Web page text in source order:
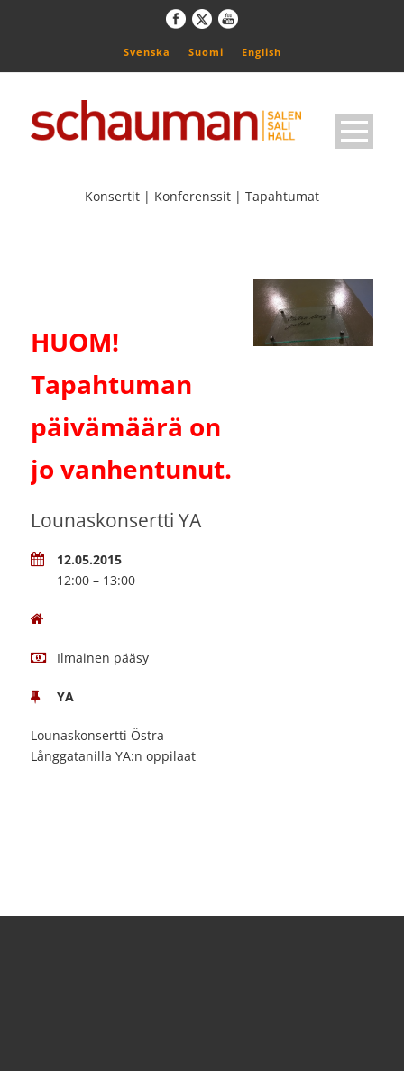
Svenska Suomi English
Konsertit | Konferenssit | Tapahtumat
HUOM!
Tapahtuman
päivämäärä on
jo vanhentunut.
Lounaskonsertti YA
12.05.2015
12:00 – 13:00
Ilmainen pääsy
YA
Lounaskonsertti Östra
Långgatanilla YA:n oppilaat